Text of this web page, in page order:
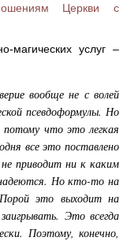
Церкви с
магических услуг –
вообще не с волей
псевдоформулы. Но
что это легкая
все это поставлено
приводит ни к каким
Но кто-то на
это выходит на
Это всегда
Поэтому, конечно,